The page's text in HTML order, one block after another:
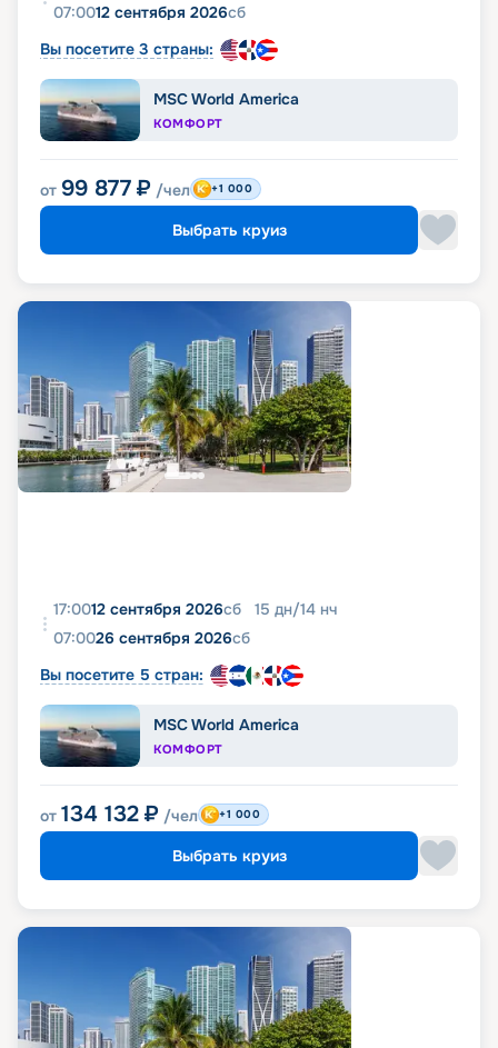
07:0012 сентября 2026сб
Вы посетите 3 страны:
MSC World America
КОМФОРТ
от 99 877 ₽ /чел +1 000
Выбрать круиз
17:0012 сентября 2026сб 15 дн/14 нч
07:0026 сентября 2026сб
Вы посетите 5 стран:
MSC World America
КОМФОРТ
от 134 132 ₽ /чел +1 000
Выбрать круиз